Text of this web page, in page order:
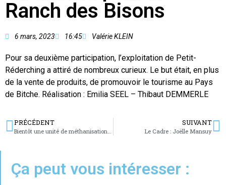
Ranch des Bisons
6 mars, 2023 16:45 Valérie KLEIN
Pour sa deuxième participation, l’exploitation de Petit-
Réderching a attiré de nombreux curieux. Le but était, en plus
de la vente de produits, de promouvoir le tourisme au Pays
de Bitche. Réalisation : Emilia SEEL – Thibaut DEMMERLE
PRÉCÉDENT
Bientôt une unité de méthanisation sur le territoire de la CASC
SUIVANT
Le Cadre : Joëlle Mansuy
Ça peut vous intéresser :